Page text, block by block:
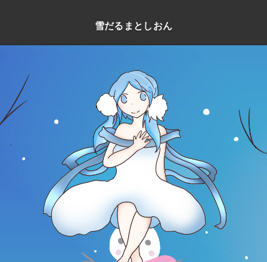
雪だるまとしおん